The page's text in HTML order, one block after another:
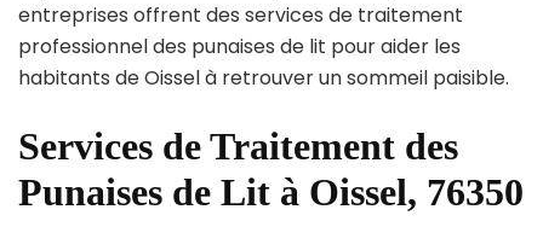
entreprises offrent des services de traitement
professionnel des punaises de lit pour aider les
habitants de Oissel à retrouver un sommeil paisible.
Services de Traitement des
Punaises de Lit à Oissel, 76350